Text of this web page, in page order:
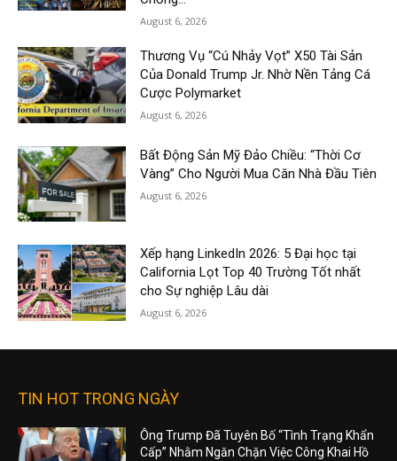
August 6, 2026
Thương Vụ “Cú Nhảy Vọt” X50 Tài Sản
Của Donald Trump Jr. Nhờ Nền Tảng Cá
Cược Polymarket
August 6, 2026
Bất Động Sản Mỹ Đảo Chiều: “Thời Cơ
Vàng” Cho Người Mua Căn Nhà Đầu Tiên
August 6, 2026
Xếp hạng LinkedIn 2026: 5 Đại học tại
California Lọt Top 40 Trường Tốt nhất
cho Sự nghiệp Lâu dài
August 6, 2026
TIN HOT TRONG NGÀY
Ông Trump Đã Tuyên Bố “Tình Trạng Khẩn
Cấp” Nhằm Ngăn Chặn Việc Công Khai Hồ